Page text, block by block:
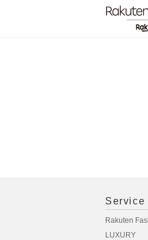
Service
Rakuten
LUXURY